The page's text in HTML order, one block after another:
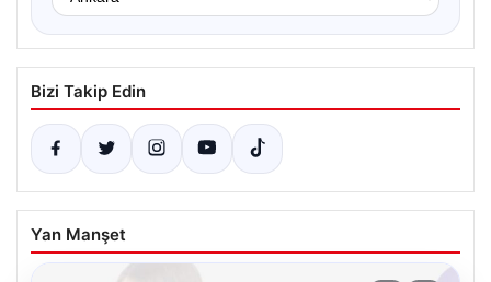
Bizi Takip Edin
Yan Manşet